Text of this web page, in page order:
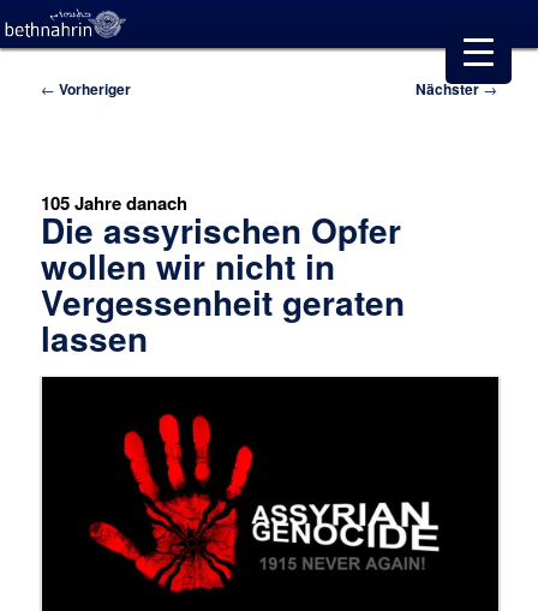
Beitragsnavigation
← Vorheriger Nächster→
105 Jahre danach
Die assyrischen Opfer
wollen wir nicht in
Vergessenheit geraten
lassen